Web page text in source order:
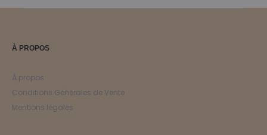
280,00€.112,00€.
À PROPOS
À propos
Conditions Générales de Vente
Mentions légales